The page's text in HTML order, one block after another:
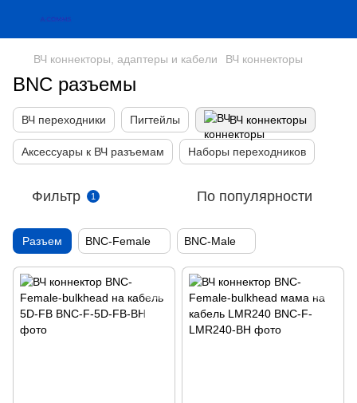
ВЧ коннекторы, адаптеры и кабели ВЧ коннекторы
BNC разъемы
ВЧ переходники Пигтейлы ВЧ коннекторы
Аксессуары к ВЧ разъемам Наборы переходников
Фильтр 1 По популярности
Разъем BNC-Female BNC-Male